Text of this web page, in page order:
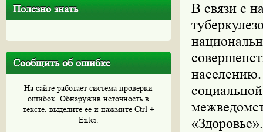
Полезно знать
Сообщить об ошибке
На сайте работает система проверки
ошибок. Обнаружив неточность в
тексте, выделите ее и нажмите Ctrl +
Enter.
В связи с
«Здоровье».